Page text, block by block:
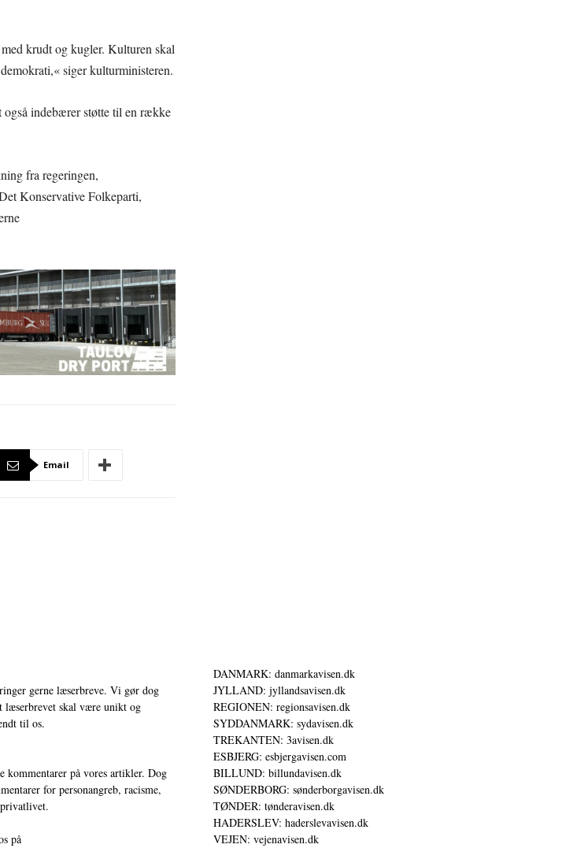
krudt og kugler. Kulturen skal
siger kulturministeren.
indebærer støtte til en række
fra regeringen,
Konservative Folkeparti,
Email
gerne læserbreve. Vi gør dog
læserbrevet skal være unikt og
til os.
kommentarer på vores artikler. Dog
for personangreb, racisme,
på
DANMARK: danmarkavisen.dk
JYLLAND: jyllandsavisen.dk
REGIONEN: regionsavisen.dk
SYDDANMARK: sydavisen.dk
TREKANTEN: 3avisen.dk
ESBJERG: esbjergavisen.com
BILLUND: billundavisen.dk
SØNDERBORG: sønderborgavisen.dk
TØNDER: tønderavisen.dk
HADERSLEV: haderslevavisen.dk
VEJEN: vejenavisen.dk